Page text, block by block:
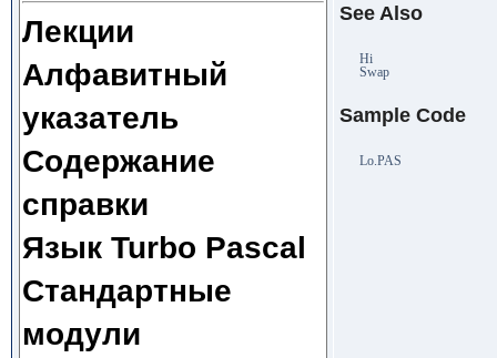
Лекции
Алфавитный
указатель
Содержание
справки
Язык Turbo Pascal
Стандартные
модули
See Also
Hi
Swap
Sample Code
Lo.PAS